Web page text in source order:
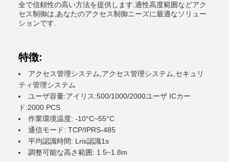
全で信頼性の高い方法を提供します.適性高度範囲などアク
セス制御は,あなたのアクセス制御ニーズに最適なソリュー
ションです.
特徴:
アクセス管理システム,アクセス管理システム,セキュリ
ティ管理システム
ユーザ容量:アイリス:500/1000/2000ユーザ ICカー
ド:2000 PCS
作業環境温度: -10°C~55°C
通信モード: TCP/IPRS-485
平均認識時間: Lris認識1s
調整可能な高さ範囲: 1.5~1.8m